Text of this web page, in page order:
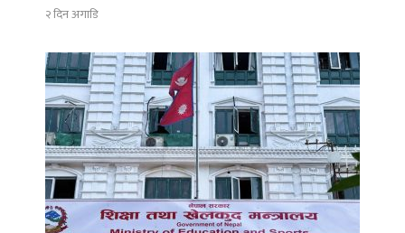
२ दिन अगाडि